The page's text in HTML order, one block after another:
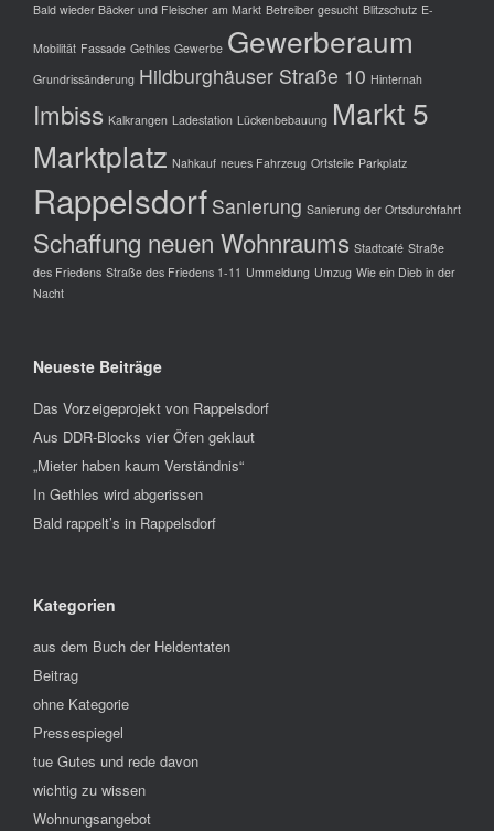
Bald wieder Bäcker und Fleischer am Markt Betreiber gesucht Blitzschutz E-
Mobilität Fassade Gethles Gewerbe Gewerberaum
Grundrissänderung Hildburghäuser Straße 10 Hinternah
Imbiss Kalkrangen Ladestation Lückenbebauung Markt 5
Marktplatz Nahkauf neues Fahrzeug Ortsteile Parkplatz
Rappelsdorf Sanierung Sanierung der Ortsdurchfahrt
Schaffung neuen Wohnraums Stadtcafé Straße
des Friedens Straße des Friedens 1-11 Ummeldung Umzug Wie ein Dieb in der
Nacht
Neueste Beiträge
Das Vorzeigeprojekt von Rappelsdorf
Aus DDR-Blocks vier Öfen geklaut
„Mieter haben kaum Verständnis“
In Gethles wird abgerissen
Bald rappelt’s in Rappelsdorf
Kategorien
aus dem Buch der Heldentaten
Beitrag
ohne Kategorie
Pressespiegel
tue Gutes und rede davon
wichtig zu wissen
Wohnungsangebot